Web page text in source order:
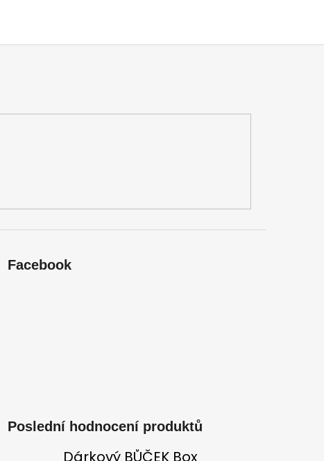
Facebook
Poslední hodnocení produktů
Dárkový BŮČEK Box